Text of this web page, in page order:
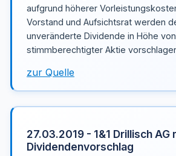
aufgrund höherer
Vorstand und Aufsichtsrat werden
unveränderte Dividende in Höhe
stimmberechtigter Aktie
zur Quelle
27.03.2019 - 1&1 Drillisch
Dividendenvorschlag